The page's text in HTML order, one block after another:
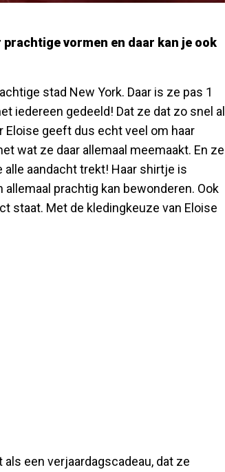
vormen en daar kan je ook
stad New York. Daar is ze pas 1
iedereen gedeeld! Dat ze dat zo snel al
Eloise geeft dus echt veel om haar
wat ze daar allemaal meemaakt. En ze
aandacht trekt! Haar shirtje is
prachtig kan bewonderen. Ook
staat. Met de kledingkeuze van Eloise
een verjaardagscadeau, dat ze